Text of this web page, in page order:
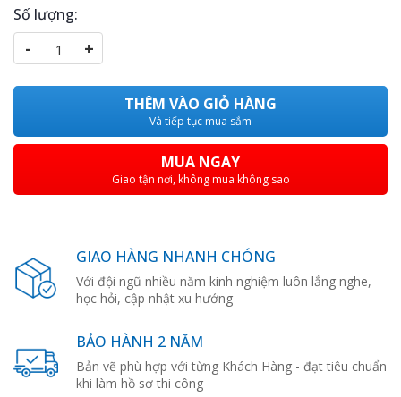
Số lượng:
- +
THÊM VÀO GIỎ HÀNG
Và tiếp tục mua sắm
MUA NGAY
Giao tận nơi, không mua không sao
GIAO HÀNG NHANH CHÓNG
Với đội ngũ nhiều năm kinh nghiệm luôn lắng nghe,
học hỏi, cập nhật xu hướng
BẢO HÀNH 2 NĂM
Bản vẽ phù hợp với từng Khách Hàng - đạt tiêu chuẩn
khi làm hồ sơ thi công